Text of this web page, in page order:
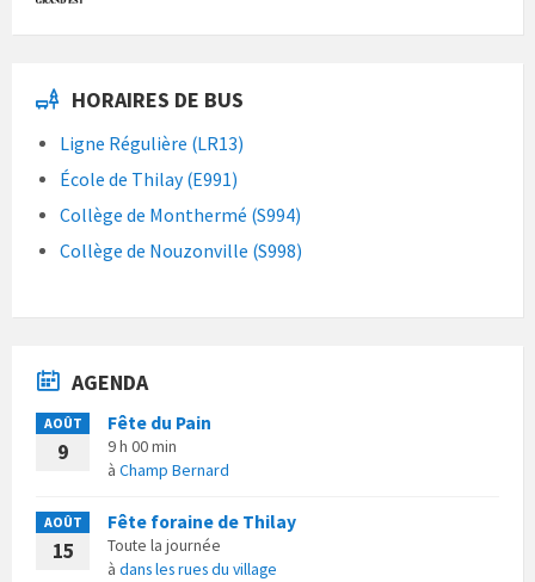
HORAIRES DE BUS
Ligne Régulière (LR13)
École de Thilay (E991)
Collège de Monthermé (S994)
Collège de Nouzonville (S998)
AGENDA
AOÛT
9
Fête du Pain
9 h 00 min
à Champ Bernard
AOÛT
15
Fête foraine de Thilay
Toute la journée
à dans les rues du village